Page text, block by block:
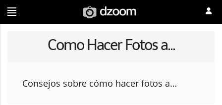
Como Hacer Fotos a...
Consejos sobre cómo hacer fotos a…